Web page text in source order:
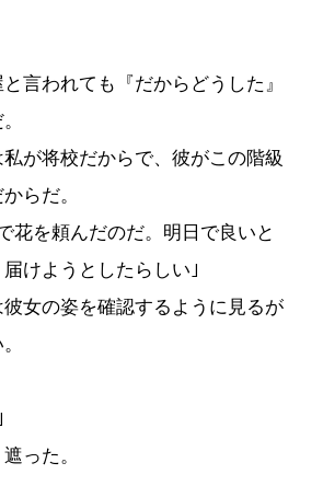
言われても『だからどうした』
が将校だからで、彼がこの階級
らだ。
花を頼んだのだ。明日で良いと
けようとしたらしい｣
女の姿を確認するように見るが
った。